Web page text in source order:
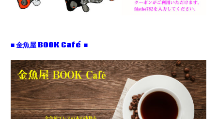
■ 金魚屋 BOOK Café ■